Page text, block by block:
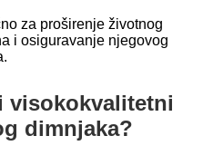
za proširenje životnog
i osiguravanje njegovog
visokokvalitetni
dimnjaka?